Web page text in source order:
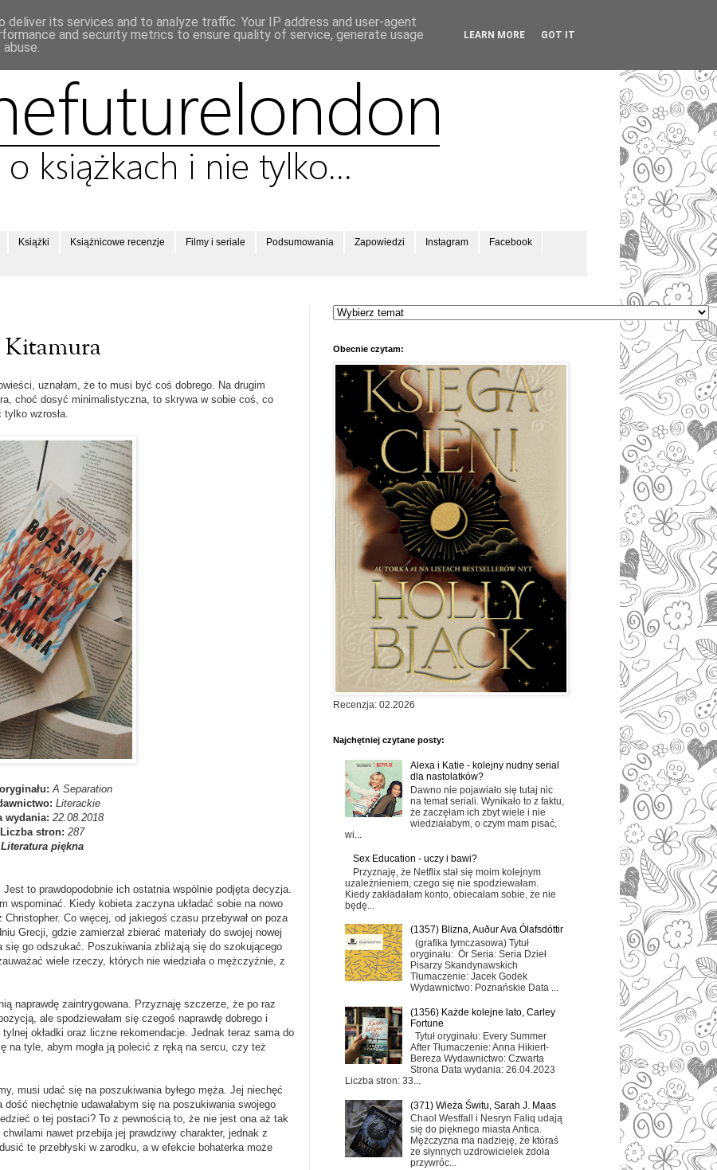
Książki Książnicowe recenzje Filmy i seriale Podsumowania Zapowiedzi Instagram Facebook
Kitamura
uznałam, że to musi być coś dobrego. Na drugim
choć dosyć minimalistyczna, to skrywa w sobie coś, co
wzrosła.
A Separation
Literackie
wydania: 22.08.2018
Liczba stron: 287
Literatura piękna
to prawdopodobnie ich ostatnia wspólnie podjęta decyzja.
wspominać. Kiedy kobieta zaczyna układać sobie na nowo
Co więcej, od jakiegoś czasu przebywał on poza
Grecji, gdzie zamierzał zbierać materiały do swojej nowej
go odszukać. Poszukiwania zbliżają się do szokującego
wiele rzeczy, których nie wiedziała o mężczyźnie, z
naprawdę zaintrygowana. Przyznaję szczerze, że po raz
ale spodziewałam się czegoś naprawdę dobrego i
okładki oraz liczne rekomendacje. Jednak teraz sama do
na tyle, abym mogła ją polecić z ręką na sercu, czy też
musi udać się na poszukiwania byłego męża. Jej niechęć
niechętnie udawałabym się na poszukiwania swojego
o tej postaci? To z pewnością to, że nie jest ona aż tak
nawet przebija jej prawdziwy charakter, jednak z
te przebłyski w zarodku, a w efekcie bohaterka może
Obecnie czytam:
Recenzja: 02.2026
Najchętniej czytane posty:
Alexa i Katie - kolejny nudny serial
dla nastolatków?
Dawno nie pojawiało się tutaj nic
na temat seriali. Wynikało to z faktu,
że zaczęłam ich zbyt wiele i nie
wiedziałabym, o czym mam pisać,
wi...
Sex Education - uczy i bawi?
Przyznaję, że Netflix stał się moim kolejnym
uzależnieniem, czego się nie spodziewałam.
Kiedy zakładałam konto, obiecałam sobie, że nie
będę...
(1357) Blizna, Auður Ava Ólafsdóttir
(grafika tymczasowa) Tytuł
oryginału: Ör Seria: Seria Dzieł
Pisarzy Skandynawskich
Tłumaczenie: Jacek Godek
Wydawnictwo: Poznańskie Data ...
(1356) Każde kolejne lato, Carley
Fortune
Tytuł oryginału: Every Summer
After Tłumaczenie: Anna Hikiert-
Bereza Wydawnictwo: Czwarta
Strona Data wydania: 26.04.2023
Liczba stron: 33...
(371) Wieża Świtu, Sarah J. Maas
Chaol Westfall i Nesryn Faliq udają
się do pięknego miasta Antica.
Mężczyzna ma nadzieję, że któraś
ze słynnych uzdrowicielek zdoła
przywróc...
its services and to analyze traffic. Your IP address and user-agent
and security metrics to ensure quality of service, generate usage
LEARN MORE GOT IT